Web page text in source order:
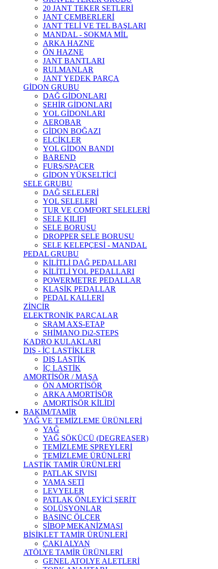
20 JANT TEKER SETLERİ
JANT ÇEMBERLERİ
JANT TELİ VE TEL BAŞLARI
MANDAL - SOKMA MİL
ARKA HAZNE
ÖN HAZNE
JANT BANTLARI
RULMANLAR
JANT YEDEK PARÇA
GİDON GRUBU
DAĞ GİDONLARI
ŞEHİR GİDONLARI
YOL GİDONLARI
AEROBAR
GİDON BOĞAZI
ELCİKLER
YOL GİDON BANDI
BAREND
FURŞ/SPACER
GİDON YÜKSELTİCİ
SELE GRUBU
DAĞ SELELERİ
YOL SELELERİ
TUR VE COMFORT SELELERİ
SELE KILIFI
SELE BORUSU
DROPPER SELE BORUSU
SELE KELEPÇESİ - MANDAL
PEDAL GRUBU
KİLİTLİ DAĞ PEDALLARI
KİLİTLİ YOL PEDALLARI
POWERMETRE PEDALLAR
KLASİK PEDALLAR
PEDAL KALLERİ
ZİNCİR
ELEKTRONİK PARÇALAR
SRAM AXS-ETAP
SHİMANO Di2-STEPS
KADRO KULAKLARI
DIŞ - İÇ LASTİKLER
DIŞ LASTİK
İÇ LASTİK
AMORTİSÖR / MAŞA
ÖN AMORTİSÖR
ARKA AMORTİSÖR
AMORTİSÖR KİLİDİ
BAKIM/TAMİR
YAĞ VE TEMİZLEME ÜRÜNLERİ
YAĞ
YAĞ SÖKÜCÜ (DEGREASER)
TEMİZLEME SPREYLERİ
TEMİZLEME ÜRÜNLERİ
LASTİK TAMİR ÜRÜNLERİ
PATLAK SIVISI
YAMA SETİ
LEVYELER
PATLAK ÖNLEYİCİ ŞERİT
SOLÜSYONLAR
BASINÇ ÖLÇER
SİBOP MEKANİZMASI
BİSİKLET TAMİR ÜRÜNLERİ
ÇAKI ALYAN
ATÖLYE TAMİR ÜRÜNLERİ
GENEL ATOLYE ALETLERİ